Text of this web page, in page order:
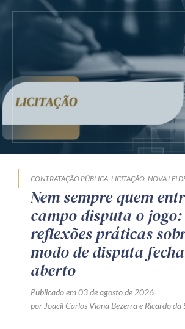
CONTRATAÇÃO PÚBLICA LICITAÇÃO NOVA LEI
Nem sempre quem
campo disputa o jogo:
reflexões práticas
modo de disputa
aberto
Publicado em 03 de agosto de 2026
por Joacil Carlos Viana Bezerrae Ricardo da